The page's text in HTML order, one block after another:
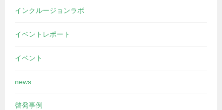
インクルージョンラボ
イベントレポート
イベント
news
啓発事例